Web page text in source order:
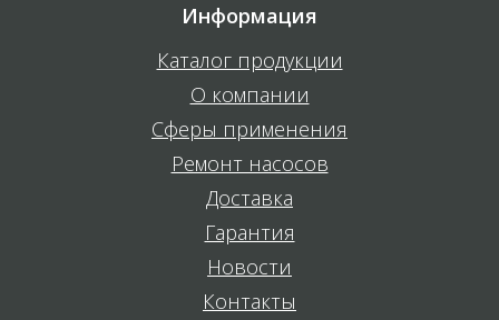
Информация
Каталог продукции
О компании
Сферы применения
Ремонт насосов
Доставка
Гарантия
Новости
Контакты